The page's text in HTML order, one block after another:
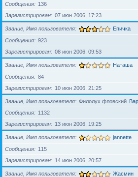
Сообщения
136
Зарегистрирован
07 июн 2006, 17:23
Звание, Имя пользователя Епичка
Сообщения
923
Зарегистрирован
08 июн 2006, 09:53
Звание, Имя пользователя Наташа
Сообщения
84
Зарегистрирован
10 июн 2006, 21:25
Звание, Имя пользователя Филолух фловский
Сообщения
1132
Зарегистрирован
13 июн 2006, 19:25
Звание, Имя пользователя jannette
Сообщения
115
Зарегистрирован
14 июн 2006, 20:57
Звание, Имя пользователя Жасмин